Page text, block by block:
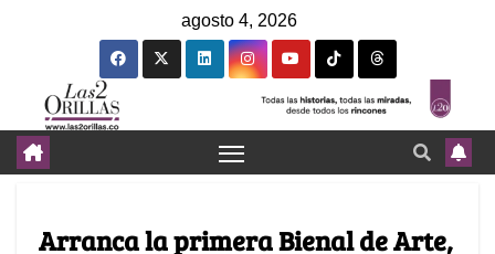
agosto 4, 2026
Arranca la primera Bienal de Arte,